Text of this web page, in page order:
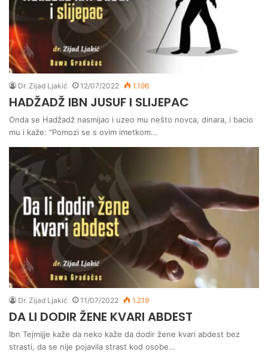
Dr. Zijad Ljakić 12/07/2022 1.196
HADŽADŽ IBN JUSUF I SLIJEPAC
Onda se Hadžadž nasmijao i uzeo mu nešto novca, dinara, i bacio
mu i kaže: "Pomozi se s ovim imetkom…
Dr. Zijad Ljakić 11/07/2022 1.219
DA LI DODIR ŽENE KVARI ABDEST
Ibn Tejmijje kaže da neko kaže da dodir žene kvari abdest bez
strasti, da se nije pojavila strast kod osobe…